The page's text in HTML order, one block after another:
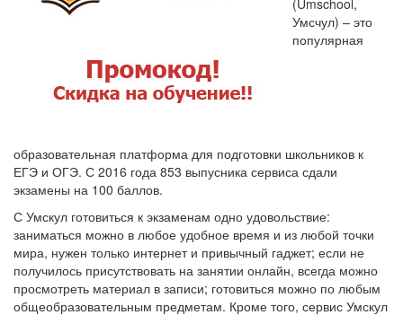
(Umschool,
Умсчул) – это
популярная
образовательная платформа для подготовки школьников к
ЕГЭ и ОГЭ. С 2016 года 853 выпусника сервиса сдали
экзамены на 100 баллов.
С Умскул готовиться к экзаменам одно удовольствие:
заниматься можно в любое удобное время и из любой точки
мира, нужен только интернет и привычный гаджет; если не
получилось присутствовать на занятии онлайн, всегда можно
просмотреть материал в записи; готовиться можно по любым
общеобразовательным предметам. Кроме того, сервис Умскул